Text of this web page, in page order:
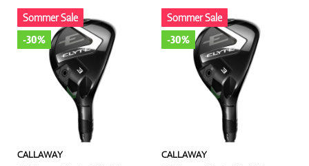
CALLAWAY
Sommer Sale
-30%
CALLAWAY
Sommer Sale
-30%